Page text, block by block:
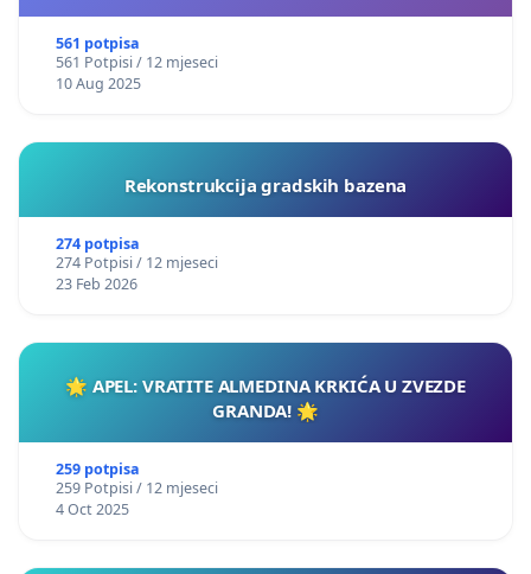
561 potpisa
561 Potpisi / 12 mjeseci
10 Aug 2025
Rekonstrukcija gradskih bazena
274 potpisa
274 Potpisi / 12 mjeseci
23 Feb 2026
🌟 APEL: VRATITE ALMEDINA KRKIĆA U ZVEZDE
GRANDA! 🌟
259 potpisa
259 Potpisi / 12 mjeseci
4 Oct 2025